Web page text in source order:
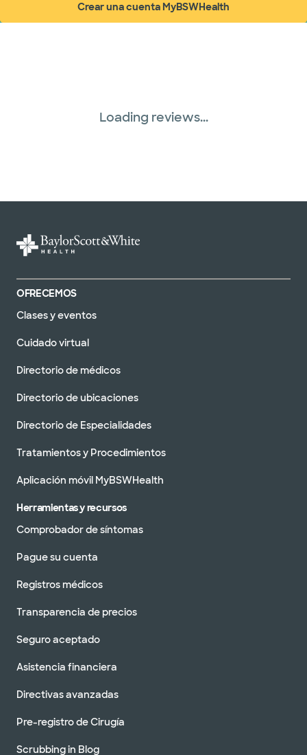
Crear una cuenta MyBSWHealth
(abre en ventana nueva)
Loading reviews...
OFRECEMOS
Clases y eventos
Cuidado virtual
Directorio de médicos
Directorio de ubicaciones
Directorio de Especialidades
Tratamientos y Procedimientos
Aplicación móvil MyBSWHealth
Herramientas y recursos
Comprobador de síntomas
Pague su cuenta
Registros médicos
Transparencia de precios
Seguro aceptado
Asistencia financiera
Directivas avanzadas
Pre-registro de Cirugía
Scrubbing in Blog